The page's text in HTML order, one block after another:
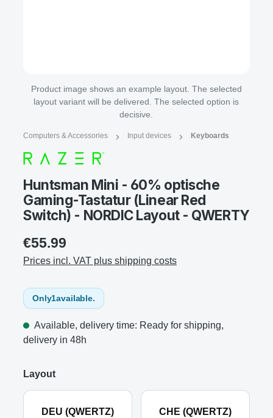
Product image shows an example layout. The selected
layout variant will be delivered. The selected option is
decisive.
Computers & Accessories Input devices Keyboards
Huntsman Mini - 60% optische
Gaming-Tastatur (Linear Red
Switch) - NORDIC Layout - QWERTY
€55.99
Prices incl. VAT plus shipping costs
Only1available.
Available, delivery time: Ready for shipping,
delivery in 48h
Layout
DEU (QWERTZ) CHE (QWERTZ)